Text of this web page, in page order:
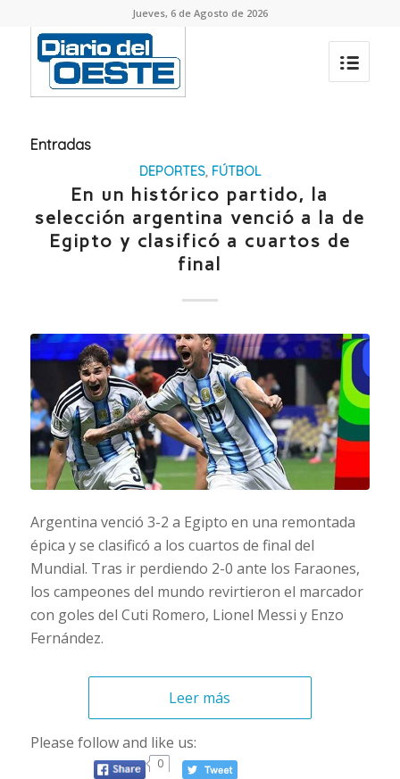
Jueves, 6 de Agosto de 2026
Entradas
DEPORTES, FÚTBOL
En un histórico partido, la
selección argentina venció a la de
Egipto y clasificó a cuartos de
final
Argentina venció 3-2 a Egipto en una remontada
épica y se clasificó a los cuartos de final del
Mundial. Tras ir perdiendo 2-0 ante los Faraones,
los campeones del mundo revirtieron el marcador
con goles del Cuti Romero, Lionel Messi y Enzo
Fernández.
Leer más
Please follow and like us:
0